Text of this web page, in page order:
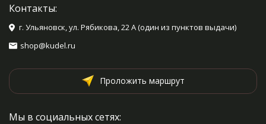
Контакты:
г. Ульяновск, ул. Рябикова, 22 А (один из пунктов выдачи)
shop@kudel.ru
Проложить маршрут
Мы в социальных сетях: